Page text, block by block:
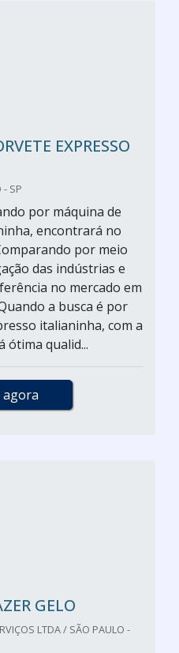
EXPRESSO
- SP
por máquina de
encontrará no
por meio
das indústrias e
no mercado em
a busca é por
italianinha, com a
ótima qualid...
GELO
LTDA / SÃO PAULO -